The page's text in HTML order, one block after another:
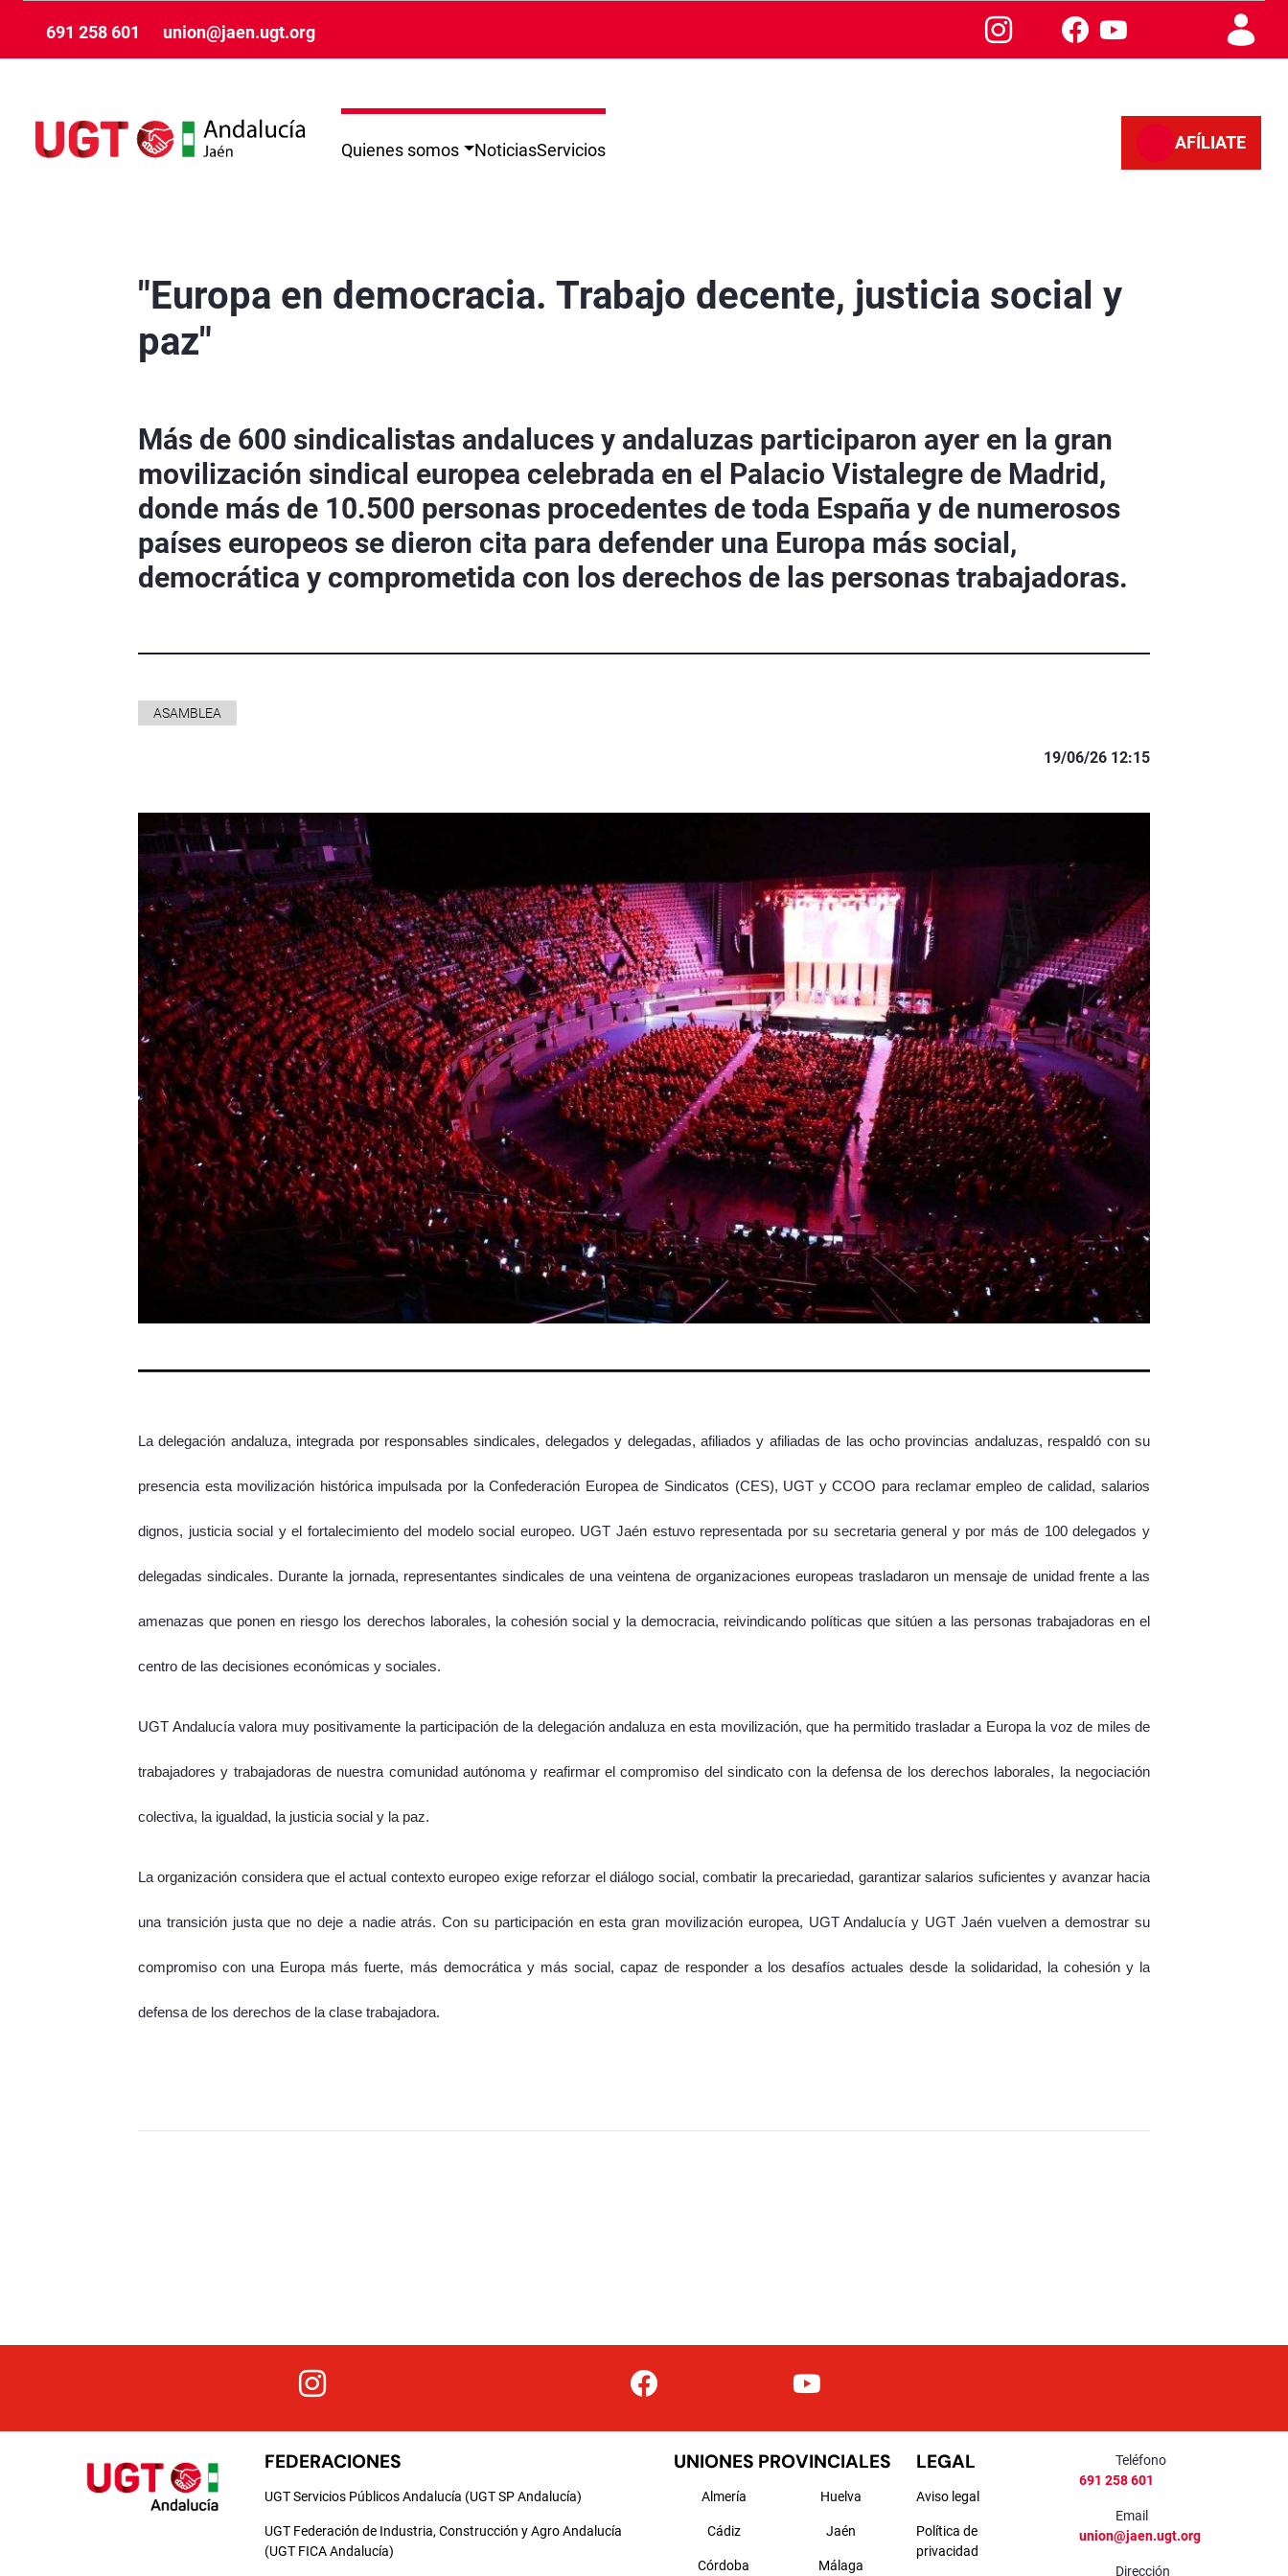
691 258 601 union@jaen.ugt.org
Quienes somos NoticiasServicios AFÍLIATE
"Europa en democracia. Trabajo decente, justicia social y
paz"
Más de 600 sindicalistas andaluces y andaluzas participaron ayer en la gran
movilización sindical europea celebrada en el Palacio Vistalegre de Madrid,
donde más de 10.500 personas procedentes de toda España y de numerosos
países europeos se dieron cita para defender una Europa más social,
democrática y comprometida con los derechos de las personas trabajadoras.
ASAMBLEA
19/06/26 12:15
La delegación andaluza, integrada por responsables sindicales, delegados y delegadas, afiliados y afiliadas de las ocho provincias andaluzas, respaldó con su
presencia esta movilización histórica impulsada por la Confederación Europea de Sindicatos (CES), UGT y CCOO para reclamar empleo de calidad, salarios
dignos, justicia social y el fortalecimiento del modelo social europeo. UGT Jaén estuvo representada por su secretaria general y por más de 100 delegados y
delegadas sindicales. Durante la jornada, representantes sindicales de una veintena de organizaciones europeas trasladaron un mensaje de unidad frente a las
amenazas que ponen en riesgo los derechos laborales, la cohesión social y la democracia, reivindicando políticas que sitúen a las personas trabajadoras en el
centro de las decisiones económicas y sociales.
UGT Andalucía valora muy positivamente la participación de la delegación andaluza en esta movilización, que ha permitido trasladar a Europa la voz de miles de
trabajadores y trabajadoras de nuestra comunidad autónoma y reafirmar el compromiso del sindicato con la defensa de los derechos laborales, la negociación
colectiva, la igualdad, la justicia social y la paz.
La organización considera que el actual contexto europeo exige reforzar el diálogo social, combatir la precariedad, garantizar salarios suficientes y avanzar hacia
una transición justa que no deje a nadie atrás. Con su participación en esta gran movilización europea, UGT Andalucía y UGT Jaén vuelven a demostrar su
compromiso con una Europa más fuerte, más democrática y más social, capaz de responder a los desafíos actuales desde la solidaridad, la cohesión y la
defensa de los derechos de la clase trabajadora.
FEDERACIONES
UGT Servicios Públicos Andalucía (UGT SP Andalucía)
UGT Federación de Industria, Construcción y Agro Andalucía
(UGT FICA Andalucía)
UNIONES PROVINCIALES
Almería
Cádiz
Córdoba
Huelva
Jaén
Málaga
LEGAL
Aviso legal
Política de
privacidad
Teléfono
691 258 601
Email
union@jaen.ugt.org
Dirección